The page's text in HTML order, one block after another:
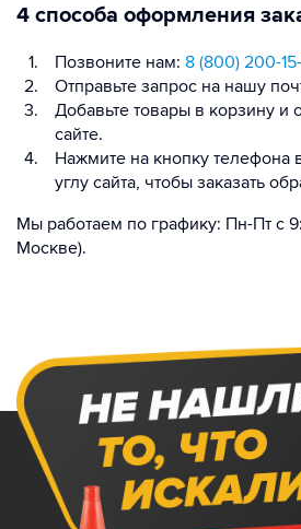
4 способа оформления
Позвоните нам: 8 (800) 200-
Отправьте запрос на нашу
Добавьте товары в корзину и
сайте.
Нажмите на кнопку телефона
углу сайта, чтобы заказать
Мы работаем по графику: Пн-Пт с
Москве).